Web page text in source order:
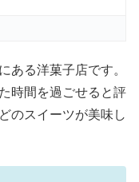
ある洋菓子店です。
時間を過ごせると評
のスイーツが美味し